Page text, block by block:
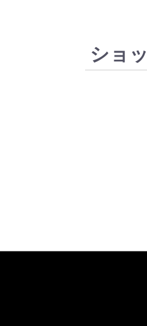
ショ